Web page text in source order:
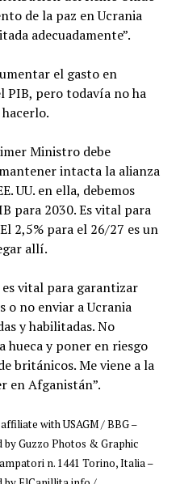
de la paz en Ucrania
adecuadamente”.
el gasto en
PIB, pero todavía no ha
Ministro debe
intacta la alianza
UU. en ella, debemos
para 2030. Es vital para
2,5% para el 26/27 es un
allí.
vital para garantizar
o no enviar a Ucrania
y habilitadas. No
hueca y poner en riesgo
británicos. Me viene a la
en Afganistán”.
with USAGM / BBG –
by Guzzo Photos & Graphic
n. 1441 Torino, Italia –